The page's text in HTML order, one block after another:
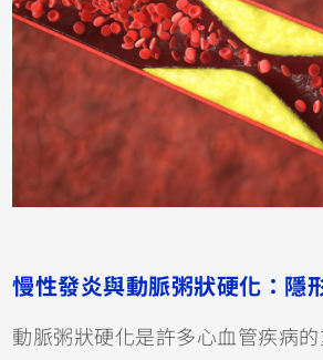
慢性發炎與動脈粥狀硬化：隱
動脈粥狀硬化是許多心血管疾病